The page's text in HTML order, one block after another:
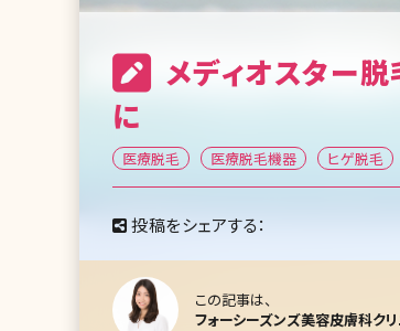
メディオスター
に
医療脱毛 医療脱毛機器 ヒゲ脱毛
投稿をシェアする：
この記事は、
フォーシーズンズ美容皮膚科ク